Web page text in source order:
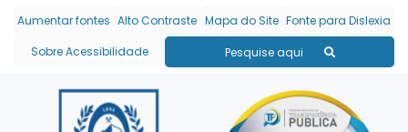
Seção de atalhos e
Ir para o conteúdo [alt+1]
Ir para o menu [alt+2]
Ir para a busca [alt+3]
Ir para o rodapé [alt+4]
Aumentar fontes Alto Contraste Mapa do Site Fonte para Dislexia
Sobre Acessibilidade
Pesquise aqui